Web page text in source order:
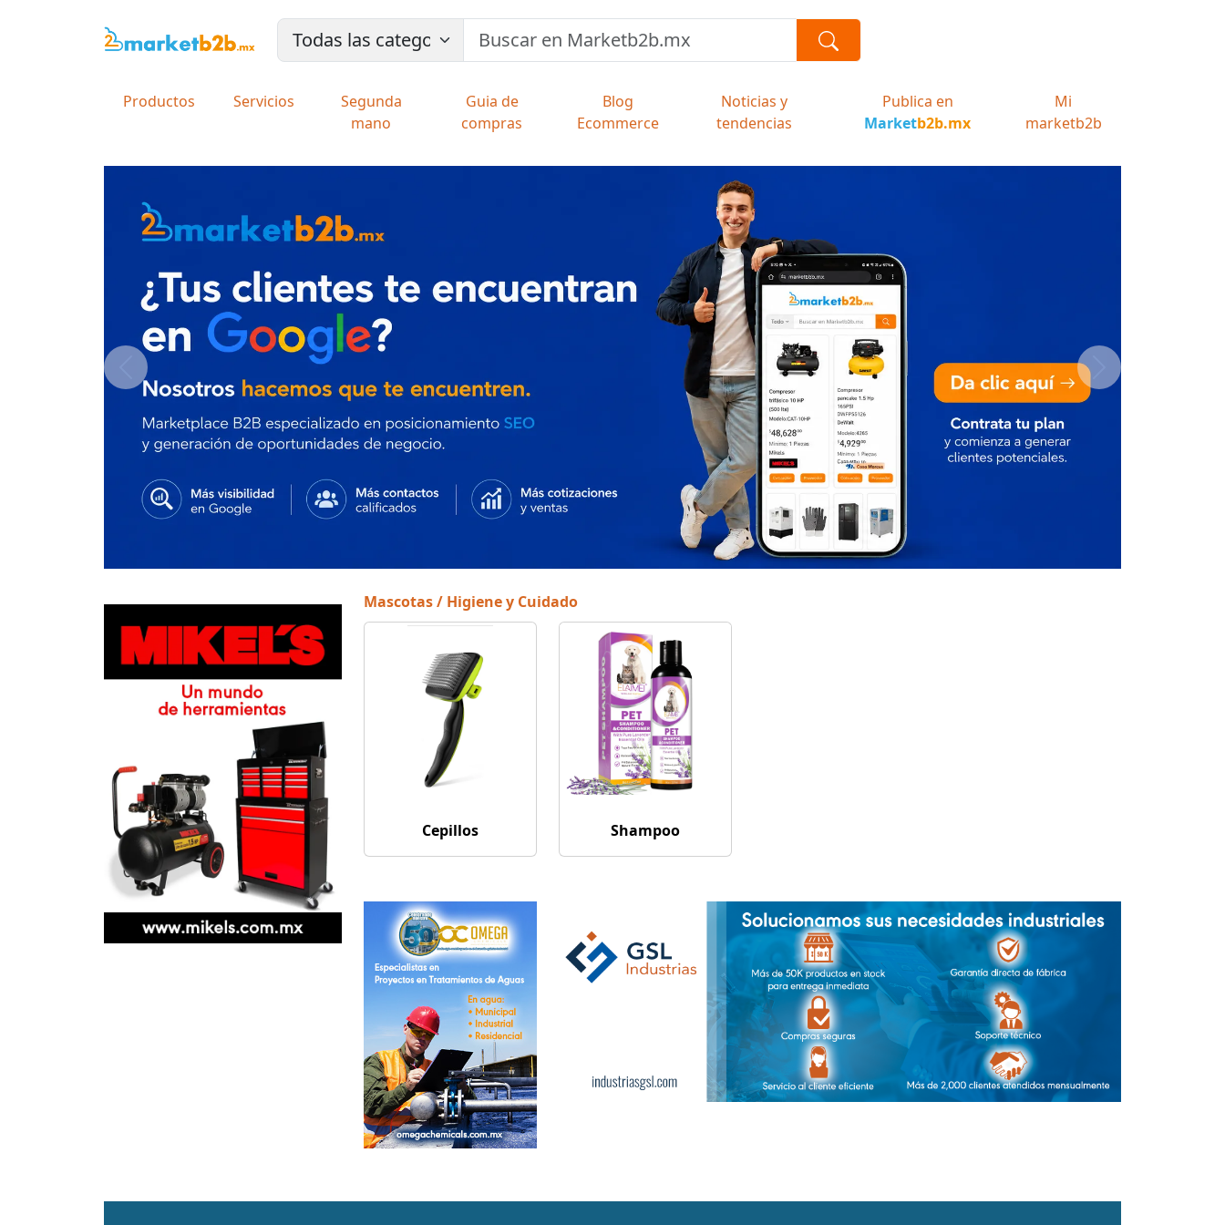
Productos Servicios
Segunda
mano
Guia de
compras
Blog
Ecommerce
Noticias y
tendencias
Publica en
Marketb2b.mx
Mi
marketb2b
Previous Next
Mascotas / Higiene y Cuidado
Cepillos Shampoo